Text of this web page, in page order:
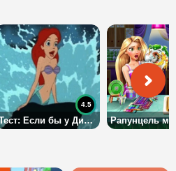
Тест: Если бы у Дисней Принцесс были сестры, то чьей сестрой стала бы ты?
4.5